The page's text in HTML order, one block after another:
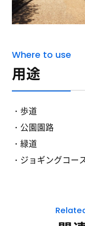
Where to use
用途
歩道
公園園路
緑道
ジョギングコー